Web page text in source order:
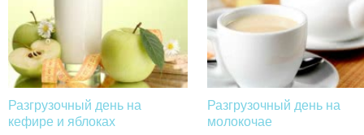
Разгрузочный день на
кефире и яблоках
Разгрузочный день на
молокочае